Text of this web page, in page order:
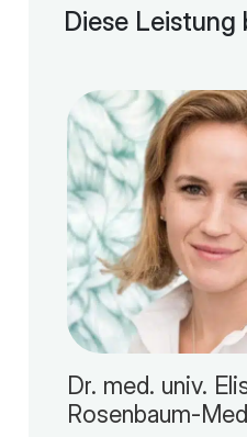
Diese Leistung
Dr. med. univ.
Rosenbaum-